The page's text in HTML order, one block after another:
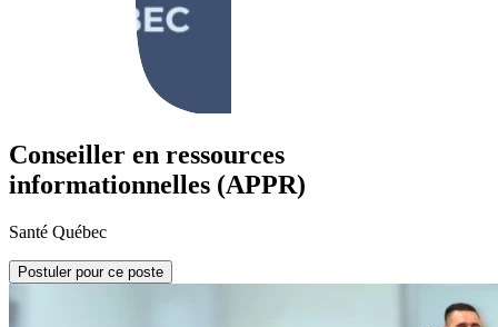
Conseiller en ressources
informationnelles (APPR)
Santé Québec
Postuler pour ce poste